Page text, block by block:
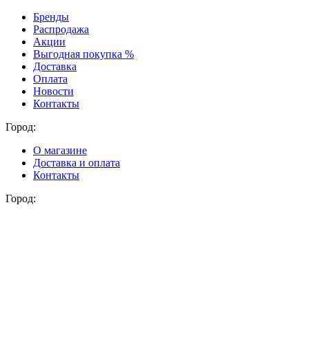
Бренды
Распродажа
Акции
Выгодная покупка %
Доставка
Оплата
Новости
Контакты
Город:
О магазине
Доставка и оплата
Контакты
Город: